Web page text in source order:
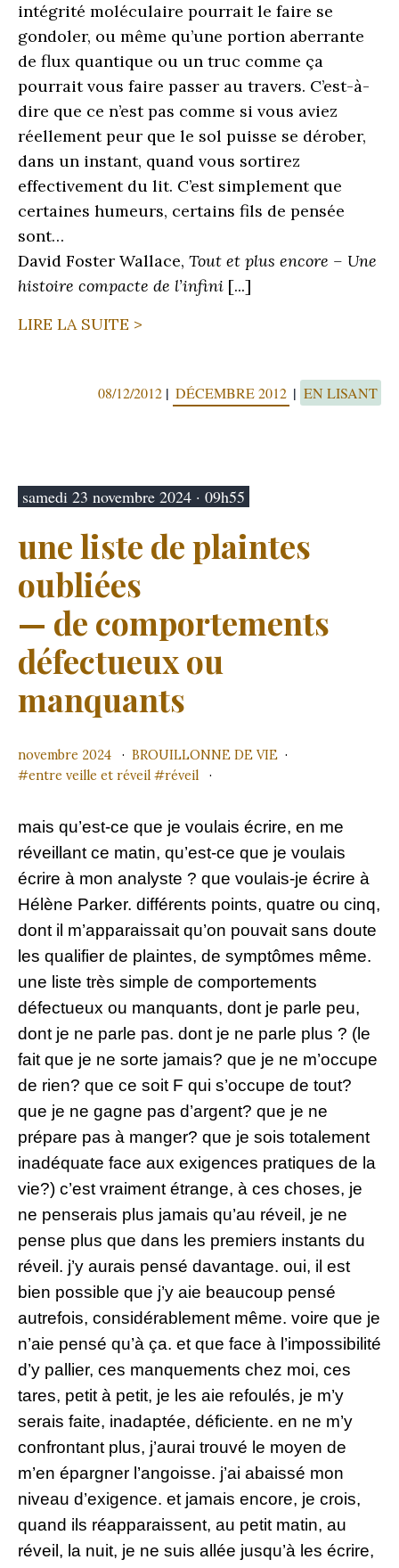
intégrité moléculaire pourrait le faire se
gondoler, ou même qu’une portion aberrante
de flux quantique ou un truc comme ça
pourrait vous faire passer au travers. C’est-à-
dire que ce n’est pas comme si vous aviez
réellement peur que le sol puisse se dérober,
dans un instant, quand vous sortirez
effectivement du lit. C’est simplement que
certaines humeurs, certains fils de pensée
sont…
David Foster Wallace, Tout et plus encore – Une
histoire compacte de l’infini [...]
LIRE LA SUITE >
08/12/2012 | DÉCEMBRE 2012 | EN LISANT
samedi 23 novembre 2024 · 09h55
une liste de plaintes
oubliées
— de comportements
défectueux ou
manquants
novembre 2024
BROUILLONNE DE VIE
entre veille et réveil
réveil
mais qu’est-ce que je voulais écrire, en me
réveillant ce matin, qu’est-ce que je voulais
écrire à mon analyste ? que voulais-je écrire à
Hélène Parker. différents points, quatre ou cinq,
dont il m’apparaissait qu’on pouvait sans doute
les qualifier de plaintes, de symptômes même.
une liste très simple de comportements
défectueux ou manquants, dont je parle peu,
dont je ne parle pas. dont je ne parle plus ? (le
fait que je ne sorte jamais? que je ne m’occupe
de rien? que ce soit F qui s’occupe de tout?
que je ne gagne pas d’argent? que je ne
prépare pas à manger? que je sois totalement
inadéquate face aux exigences pratiques de la
vie?) c’est vraiment étrange, à ces choses, je
ne penserais plus jamais qu’au réveil, je ne
pense plus que dans les premiers instants du
réveil. j’y aurais pensé davantage. oui, il est
bien possible que j’y aie beaucoup pensé
autrefois, considérablement même. voire que je
n’aie pensé qu’à ça. et que face à l’impossibilité
d’y pallier, ces manquements chez moi, ces
tares, petit à petit, je les aie refoulés, je m’y
serais faite, inadaptée, déficiente. en ne m’y
confrontant plus, j’aurai trouvé le moyen de
m’en épargner l’angoisse. j’ai abaissé mon
niveau d’exigence. et jamais encore, je crois,
quand ils réapparaissent, au petit matin, au
réveil, la nuit, je ne suis allée jusqu’à les écrire,